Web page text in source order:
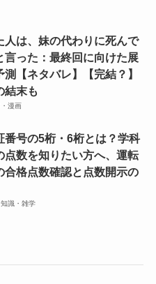
人は、妹の代わりに死んで
言った：最終回に向けた展
測【ネタバレ】【完結？】
結末も
漫画
番号の5桁・6桁とは？学科
点数を知りたい方へ、運転
合格点数確認と点数開示の
識・雑学